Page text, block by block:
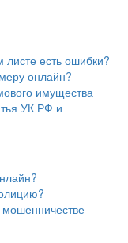
листе есть ошибки?
онлайн?
имущества
УК РФ и